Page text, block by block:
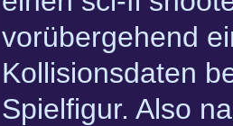
vorübergehend
Kollisionsdaten
Spielfigur. Also